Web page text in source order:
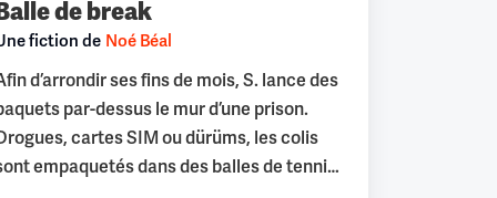
de break
fiction de Noé Béal
d’arrondir ses fins de mois, S. lance des
par-dessus le mur d’une prison.
cartes SIM ou dürüms, les colis
empaquetés dans des balles de tennis